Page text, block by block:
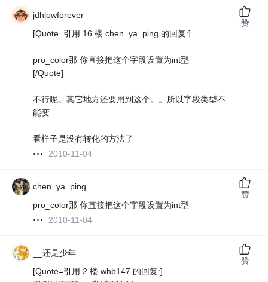
jdhlowforever
[Quote=引用 16 楼 chen_ya_ping 的回复:]
pro_color那 你直接把这个字段设置为int型
[/Quote]
不行呢。其它地方还要用到这个。。所以字段类型不
能变
看样子是没有转化的方法了
2010-11-04
赞
chen_ya_ping
pro_color那 你直接把这个字段设置为int型
2010-11-04
赞
__还是少年
[Quote=引用 2 楼 whb147 的回复:]
赞